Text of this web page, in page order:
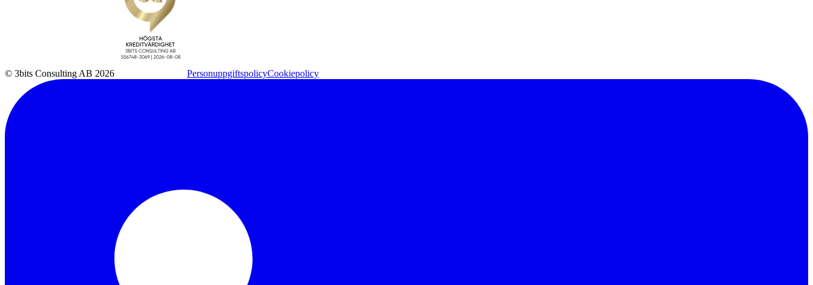
© 3bits Consulting AB 2026 PersonuppgiftspolicyCookiepolicy